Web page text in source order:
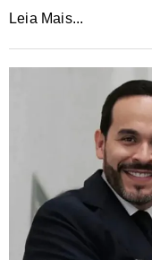
Leia Mais...